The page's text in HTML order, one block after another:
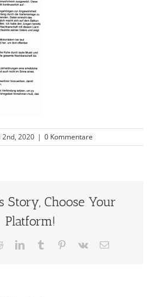
2nd, 2020 | 0 Kommentare
Story, Choose Your
Platform!
RedditLinkedInTumblr Pinterest
Vk
E-